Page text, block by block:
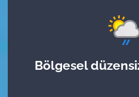
Bölgesel